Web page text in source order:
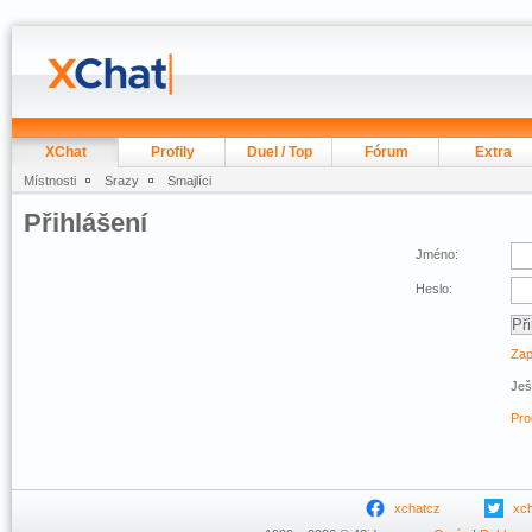
XChat Profily Duel / Top Fórum Extra
Místnosti Srazy Smajlíci
Přihlášení
Jméno:
Heslo:
xchatcz